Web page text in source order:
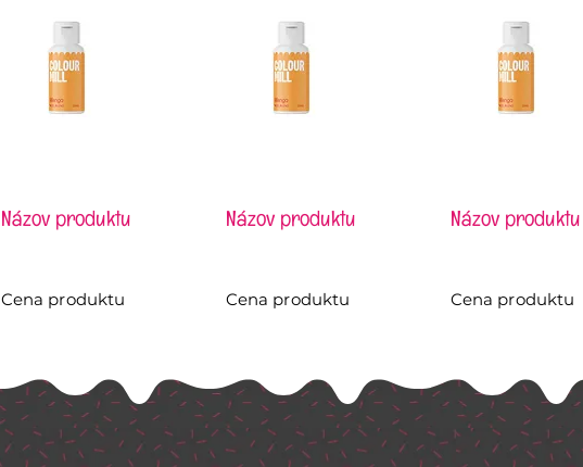
Názov produktu
Cena produktu
Názov produktu
Cena produktu
Názov produktu
Cena produktu